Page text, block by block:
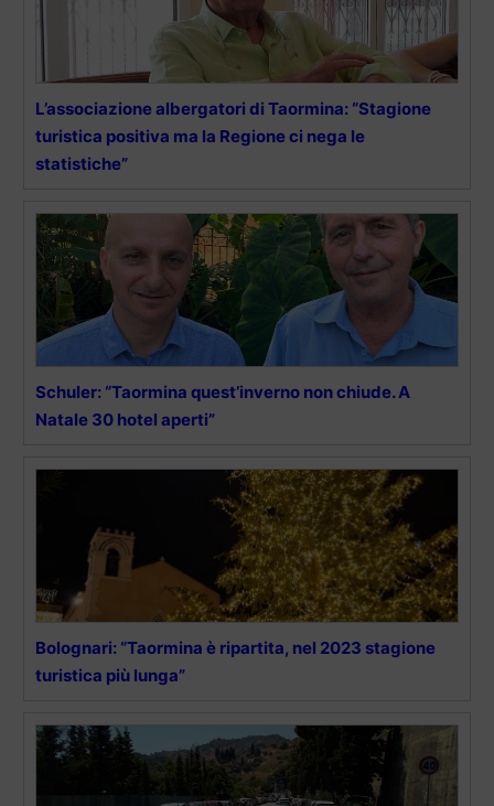
L’associazione albergatori di Taormina: “Stagione
turistica positiva ma la Regione ci nega le
statistiche”
Schuler: “Taormina quest’inverno non chiude. A
Natale 30 hotel aperti”
Bolognari: “Taormina è ripartita, nel 2023 stagione
turistica più lunga”